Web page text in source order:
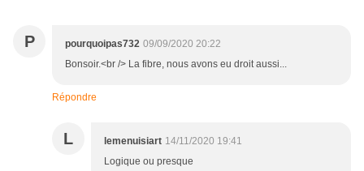
P pourquoipas732 09/09/2020 20:22
Bonsoir.<br /> La fibre, nous avons eu droit aussi...
Répondre
L lemenuisiart 14/11/2020 19:41
Logique ou presque